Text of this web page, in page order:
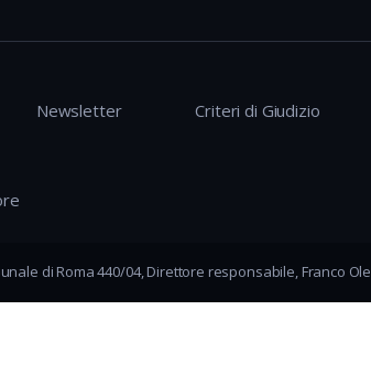
Newsletter Criteri di Giudizio
di Roma 440/04, Direttore responsabile, Franco